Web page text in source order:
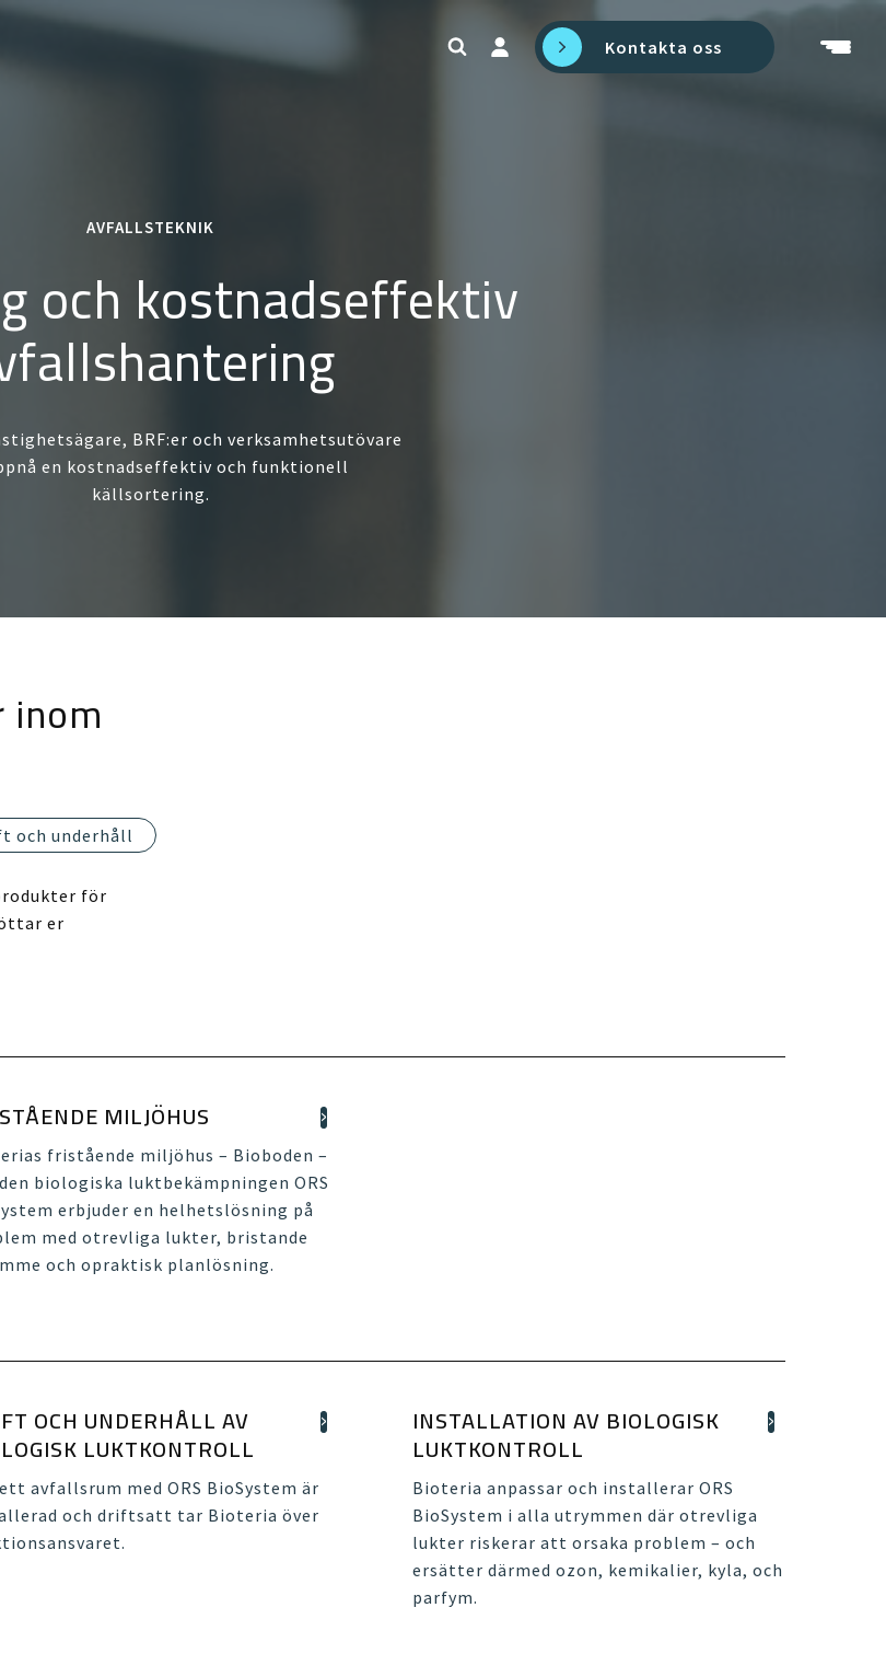
Kontakta oss
AVFALLSTEKNIK
och kostnadseffektiv
BRF:er och verksamhetsutövare
en kostnadseffektiv och funktionell
källsortering.
och underhåll
för
er
MILJÖHUS
fristående miljöhus – Bioboden –
biologiska luktbekämpningen ORS
erbjuder en helhetslösning på
med otrevliga lukter, bristande
och opraktisk planlösning.
OCH UNDERHÅLL AV
LUKTKONTROLL
avfallsrum med ORS BioSystem är
och driftsatt tar Bioteria över
INSTALLATION AV BIOLOGISK
LUKTKONTROLL
Bioteria anpassar och installerar ORS
BioSystem i alla utrymmen där otrevliga
lukter riskerar att orsaka problem – och
ersätter därmed ozon, kemikalier, kyla, och
parfym.